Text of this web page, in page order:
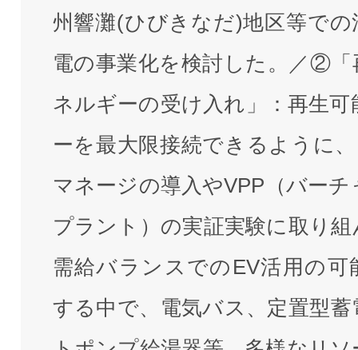
州響灘(ひびきなだ)地区等での
電の事業化を検討した。／②「
ネルギーの受け入れ」：再生
ーを最大限接続できるように
マネージの導入やVPP（バー
プラント）の実証実験に取り
需給バランスでのEV活用の可
する中で、電気バス、定置型蓄